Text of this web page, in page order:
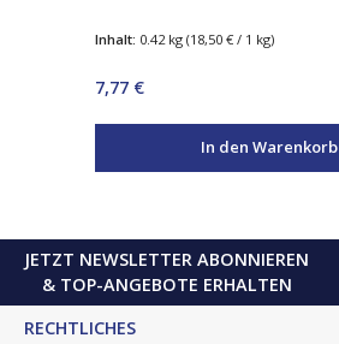
Inhalt: 0.42 kg (18,50 € / 1 kg)
Regulärer Preis:
7,77 €
In den Warenkorb
JETZT NEWSLETTER ABONNIEREN
& TOP-ANGEBOTE ERHALTEN
RECHTLICHES